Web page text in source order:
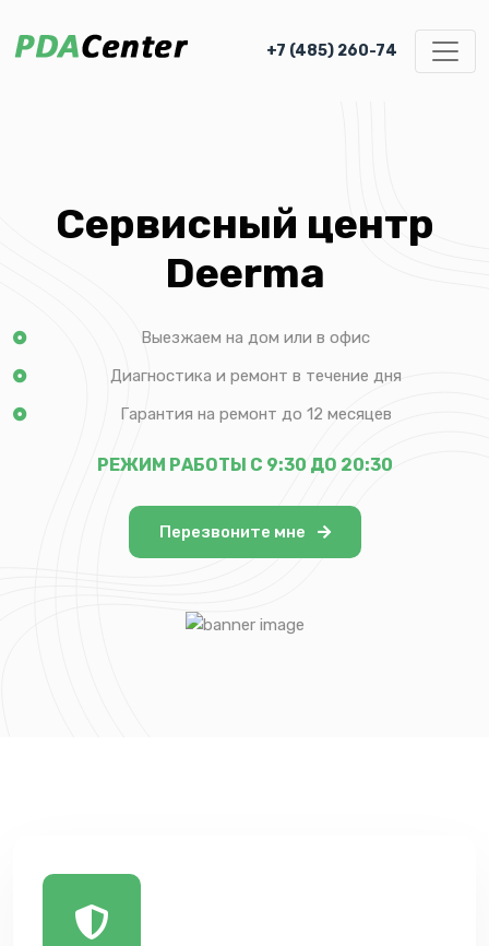
+7 (485) 260-74
Сервисный центр
Deerma
Выезжаем на дом или в офис
Диагностика и ремонт в течение дня
Гарантия на ремонт до 12 месяцев
РЕЖИМ РАБОТЫ С 9:30 ДО 20:30
Перезвоните мне